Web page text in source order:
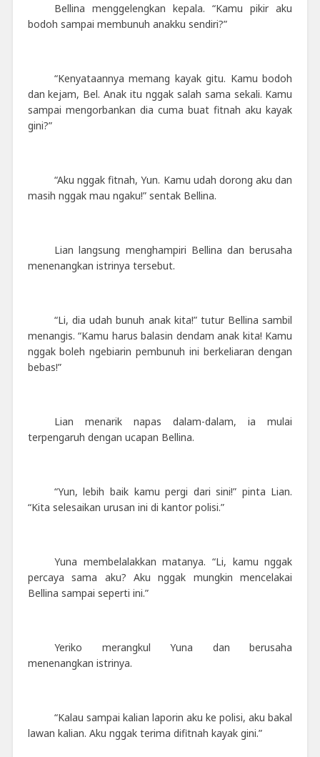
Bellina menggelengkan kepala. “Kamu pikir aku
bodoh sampai membunuh anakku sendiri?”
“Kenyataannya memang kayak gitu. Kamu bodoh
dan kejam, Bel. Anak itu nggak salah sama sekali. Kamu
sampai mengorbankan dia cuma buat fitnah aku kayak
gini?”
“Aku nggak fitnah, Yun. Kamu udah dorong aku dan
masih nggak mau ngaku!” sentak Bellina.
Lian langsung menghampiri Bellina dan berusaha
menenangkan istrinya tersebut.
“Li, dia udah bunuh anak kita!” tutur Bellina sambil
menangis. “Kamu harus balasin dendam anak kita! Kamu
nggak boleh ngebiarin pembunuh ini berkeliaran dengan
bebas!”
Lian menarik napas dalam-dalam, ia mulai
terpengaruh dengan ucapan Bellina.
“Yun, lebih baik kamu pergi dari sini!” pinta Lian.
“Kita selesaikan urusan ini di kantor polisi.”
Yuna membelalakkan matanya. “Li, kamu nggak
percaya sama aku? Aku nggak mungkin mencelakai
Bellina sampai seperti ini.”
Yeriko merangkul Yuna dan berusaha
menenangkan istrinya.
“Kalau sampai kalian laporin aku ke polisi, aku bakal
lawan kalian. Aku nggak terima difitnah kayak gini.”